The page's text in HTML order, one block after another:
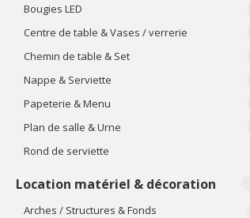
Bougies LED
Centre de table & Vases / verrerie
Chemin de table & Set
Nappe & Serviette
Papeterie & Menu
Plan de salle & Urne
Rond de serviette
Location matériel & décoration
Arches / Structures & Fonds